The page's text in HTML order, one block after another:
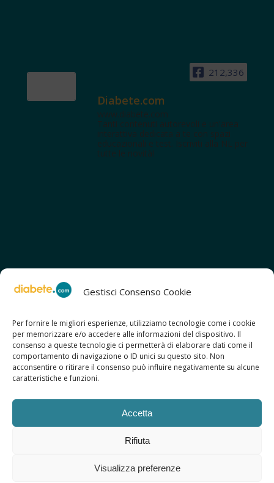
Gestisci Consenso Cookie
Per fornire le migliori esperienze, utilizziamo tecnologie come i cookie
per memorizzare e/o accedere alle informazioni del dispositivo. Il
consenso a queste tecnologie ci permetterà di elaborare dati come il
comportamento di navigazione o ID unici su questo sito. Non
acconsentire o ritirare il consenso può influire negativamente su alcune
caratteristiche e funzioni.
Accetta
Rifiuta
Visualizza preferenze
212,336
Diabete.com
www.diabete.com
Tanti contenuti autorevoli e un'area
interattiva dedicata a te con spazi
educazionali e test. Iscriviti alla NL per
tutte le novità!
SCOPRI ANCHE:
> ilmiodiabete.com
> casadiabete.it
> digitaldiabetes.srl
> obesitalia.com
© 2026 Copyright - Diabete.com